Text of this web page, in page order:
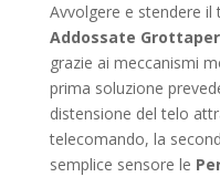
Avvolgere e stendere il
Addossate
grazie ai meccanismi
prima soluzione
distensione del telo
telecomando, la
semplice sensore le